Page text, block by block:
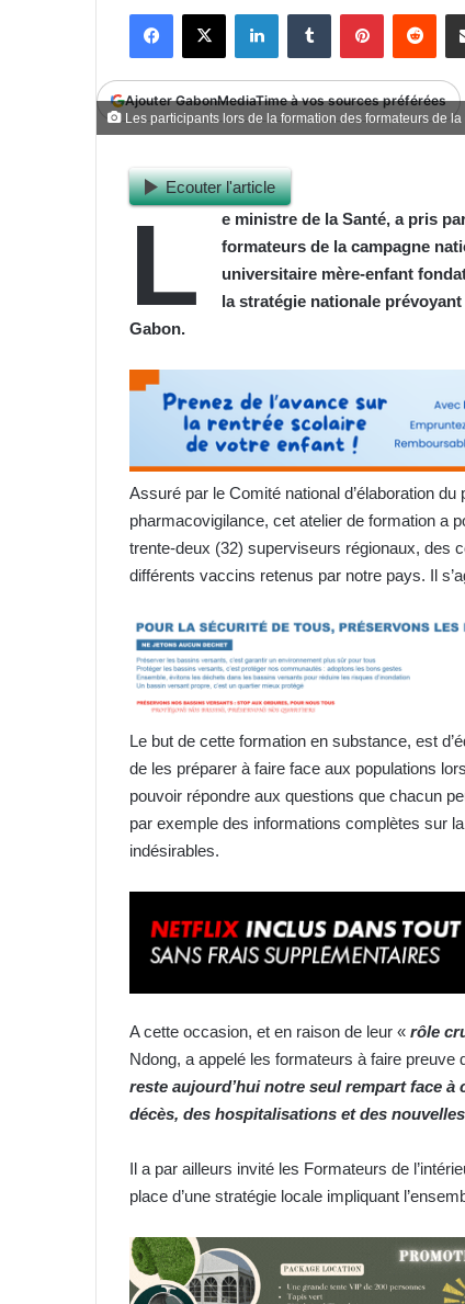
courriel
FacebookX LinkedinTumblr Pinterest
Ajouter GabonMediaTime à vos sources préférées
Les participants lors de la formation des formateurs de
Ecouter l'article
L
e ministre de la Santé, a pris
formateurs de la campagne
universitaire mère-enfant
la stratégie nationale
Gabon.
Assuré par le Comité national d’élaboration
pharmacovigilance, cet atelier de formation a
trente-deux (32) superviseurs régionaux, des
différents vaccins retenus par notre pays. Il
Le but de cette formation en substance, est
de les préparer à faire face aux populations
pouvoir répondre aux questions que chacun
par exemple des informations complètes sur
indésirables.
A cette occasion, et en raison de leur « rôle
Ndong, a appelé les formateurs à faire
reste aujourd’hui notre seul rempart face à
décès, des hospitalisations et des
Il a par ailleurs invité les Formateurs de
place d’une stratégie locale impliquant